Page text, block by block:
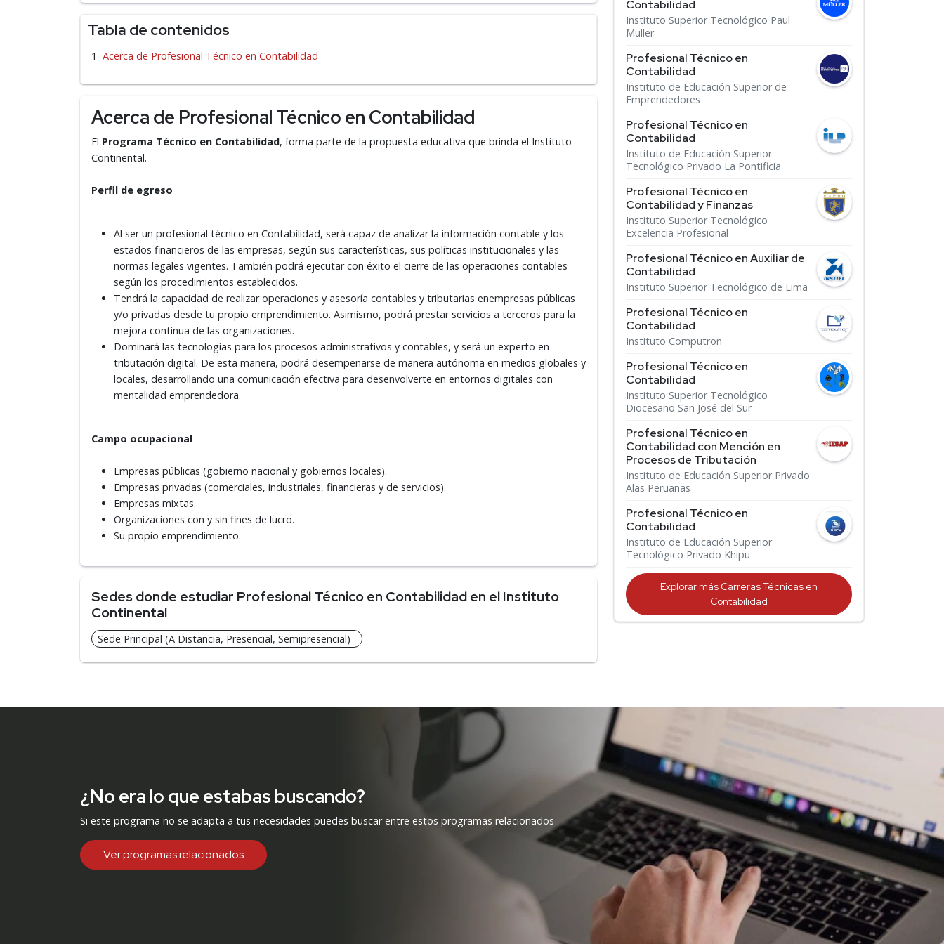
Tabla de contenidos
Acerca de Profesional Técnico en Contabilidad
Acerca de Profesional Técnico en Contabilidad
El Programa Técnico en Contabilidad, forma parte de la propuesta educativa que brinda el Instituto
Continental.
Perfil de egreso
Al ser un profesional técnico en Contabilidad, será capaz de analizar la información contable y los
estados financieros de las empresas, según sus características, sus políticas institucionales y las
normas legales vigentes. También podrá ejecutar con éxito el cierre de las operaciones contables
según los procedimientos establecidos.
Tendrá la capacidad de realizar operaciones y asesoría contables y tributarias enempresas públicas
y/o privadas desde tu propio emprendimiento. Asimismo, podrá prestar servicios a terceros para la
mejora continua de las organizaciones.
Dominará las tecnologías para los procesos administrativos y contables, y será un experto en
tributación digital. De esta manera, podrá desempeñarse de manera autónoma en medios globales y
locales, desarrollando una comunicación efectiva para desenvolverte en entornos digitales con
mentalidad emprendedora.
Campo ocupacional
Empresas públicas (gobierno nacional y gobiernos locales).
Empresas privadas (comerciales, industriales, financieras y de servicios).
Empresas mixtas.
Organizaciones con y sin fines de lucro.
Su propio emprendimiento.
Sedes donde estudiar Profesional Técnico en Contabilidad en el Instituto
Continental
Sede Principal (A Distancia, Presencial, Semipresencial)
Contabilidad
Instituto Superior Tecnológico Paul
Muller
Profesional Técnico en
Contabilidad
Instituto de Educación Superior de
Emprendedores
Profesional Técnico en
Contabilidad
Instituto de Educación Superior
Tecnológico Privado La Pontificia
Profesional Técnico en
Contabilidad y Finanzas
Instituto Superior Tecnológico
Excelencia Profesional
Profesional Técnico en Auxiliar de
Contabilidad
Instituto Superior Tecnológico de Lima
Profesional Técnico en
Contabilidad
Instituto Computron
Profesional Técnico en
Contabilidad
Instituto Superior Tecnológico
Diocesano San José del Sur
Profesional Técnico en
Contabilidad con Mención en
Procesos de Tributación
Instituto de Educación Superior Privado
Alas Peruanas
Profesional Técnico en
Contabilidad
Instituto de Educación Superior
Tecnológico Privado Khipu
Explorar más Carreras Técnicas en
Contabilidad
¿No era lo que estabas buscando?
Si este programa no se adapta a tus necesidades puedes buscar entre estos programas relacionados
Ver programas relacionados